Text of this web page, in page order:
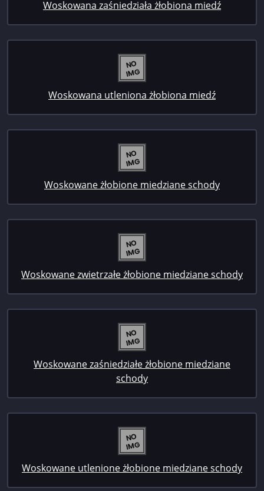
Woskowana zaśniedziała żłobiona miedź
Woskowana utleniona żłobiona miedź
Woskowane żłobione miedziane schody
Woskowane zwietrzałe żłobione miedziane schody
Woskowane zaśniedziałe żłobione miedziane
schody
Woskowane utlenione żłobione miedziane schody